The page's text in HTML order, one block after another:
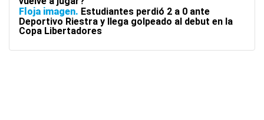
Floja imagen Estudiantes perdió 2 a 0 ante
Deportivo Riestra y llega golpeado al debut en la
Copa Libertadores